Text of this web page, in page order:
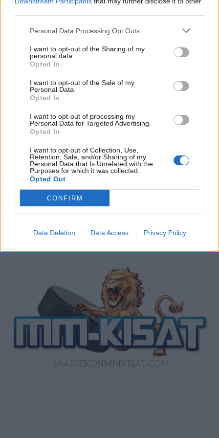
Personal Data Processing Opt Outs
I want to opt-out of the Sharing of my
personal data.
Opted In
I want to opt-out of the Sale of my
Personal Data.
Opted In
I want to opt-out of processing my
Personal Data for Targeted Advertising.
Opted In
I want to opt-out of Collection, Use,
Retention, Sale, and/or Sharing of my
Personal Data that Is Unrelated with the
Purposes for which it was collected.
Opted Out
CONFIRM
Data Deletion Data Access Privacy Policy
15 suomalaista varattiin
Antti Raanta jatkosopimukseen
Carolina Hurricanesin kanssa
Leijonat julkisti ketjut Sveitsi-peliin –
kaukaloon
divisioonassa – sai samasta tilanteesta
50 jäähyminuuttia
Kanada – USA klo 15:10 – näin katsot
ottelun ilmaiseksi TV:stä